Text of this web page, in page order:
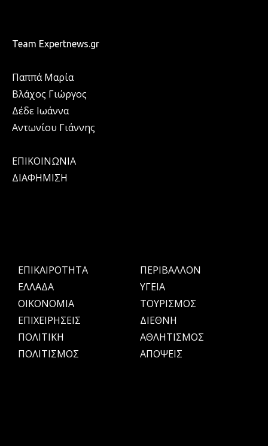
Team Expertnews.gr
Παππά Μαρία
Βλάχος Γιώργος
Δέδε Ιωάννα
Αντωνίου Γιάννης
ΕΠΙΚΟΙΝΩΝΙΑ
ΔΙΑΦΗΜΙΣΗ
ΕΠΙΚΑΙΡΟΤΗΤΑ
ΕΛΛΑΔΑ
OIKONOMIA
ΕΠΙΧΕΙΡΗΣΕΙΣ
ΠΟΛΙΤΙΚΗ
ΠΟΛΙΤΙΣΜΟΣ
ΠΕΡΙΒΑΛΛΟΝ
ΥΓΕΙΑ
ΤΟΥΡΙΣΜΟΣ
ΔΙΕΘΝΗ
ΑΘΛΗΤΙΣΜΟΣ
ΑΠΟΨΕΙΣ